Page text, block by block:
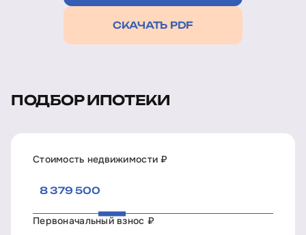
СКАЧАТЬ PDF
ПОДБОР ИПОТЕКИ
Стоимость недвижимости ₽
Первоначальный взнос ₽